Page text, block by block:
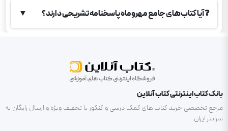
❓آیا کتاب‌های جامع مهروماه پاسخنامه تشریحی دارند؟ ▼
بانک کتاب اینترنتی کتاب آنلاین
مرجع تخصصی خرید کتاب های کمک درسی و کنکور با تخفیف ویژه و ارسال رایگان به
سراسر ایران